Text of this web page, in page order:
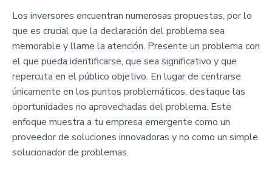
Los inversores encuentran numerosas propuestas, por lo
que es crucial que la declaración del problema sea
memorable y llame la atención. Presente un problema con
el que pueda identificarse, que sea significativo y que
repercuta en el público objetivo. En lugar de centrarse
únicamente en los puntos problemáticos, destaque las
oportunidades no aprovechadas del problema. Este
enfoque muestra a tu empresa emergente como un
proveedor de soluciones innovadoras y no como un simple
solucionador de problemas.